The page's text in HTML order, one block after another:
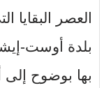
العصر
بلدة أوست-
بها بوضوح إلى